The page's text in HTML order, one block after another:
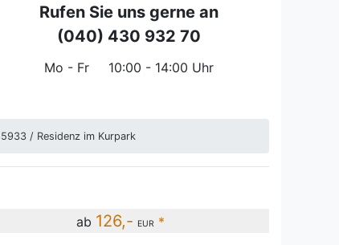
Rufen Sie uns gerne an
(040) 430 932 70
Mo - Fr 10:00 - 14:00 Uhr
/ Residenz im Kurpark
ab 126,- EUR *